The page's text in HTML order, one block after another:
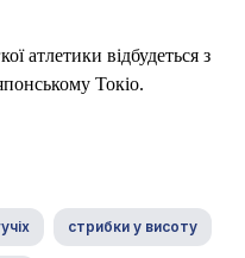
атлетики відбудеться з
Токіо.
стрибки у висоту